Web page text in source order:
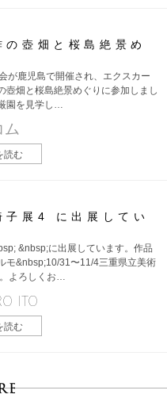
の壺畑と桜島絶景め
が鹿児島で開催され、エクスカー
壺畑と桜島絶景めぐりに参加しまし
園を見学し…
ム
読む
子展4 に出展してい
&nbsp;に出展しています。作品
&nbsp;10/31〜11/4三重県立美術
よろしくお…
ITO
読む